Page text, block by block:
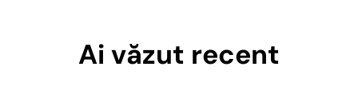
Ai văzut recent